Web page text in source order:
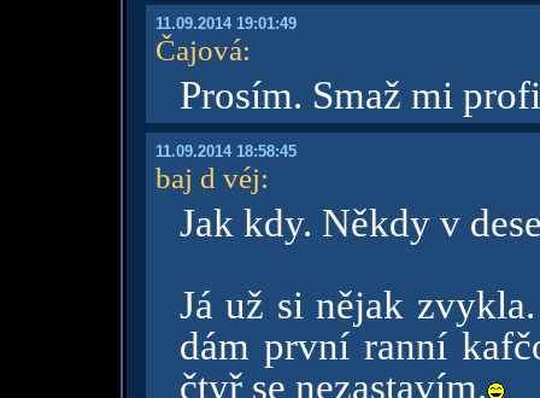
11.09.2014 19:01:49
Čajová:
Prosím. Smaž mi
11.09.2014 18:58:45
baj d véj:
Jak kdy. Někdy v
Já už si nějak
dám první ranní
čtyř se nezastavím.